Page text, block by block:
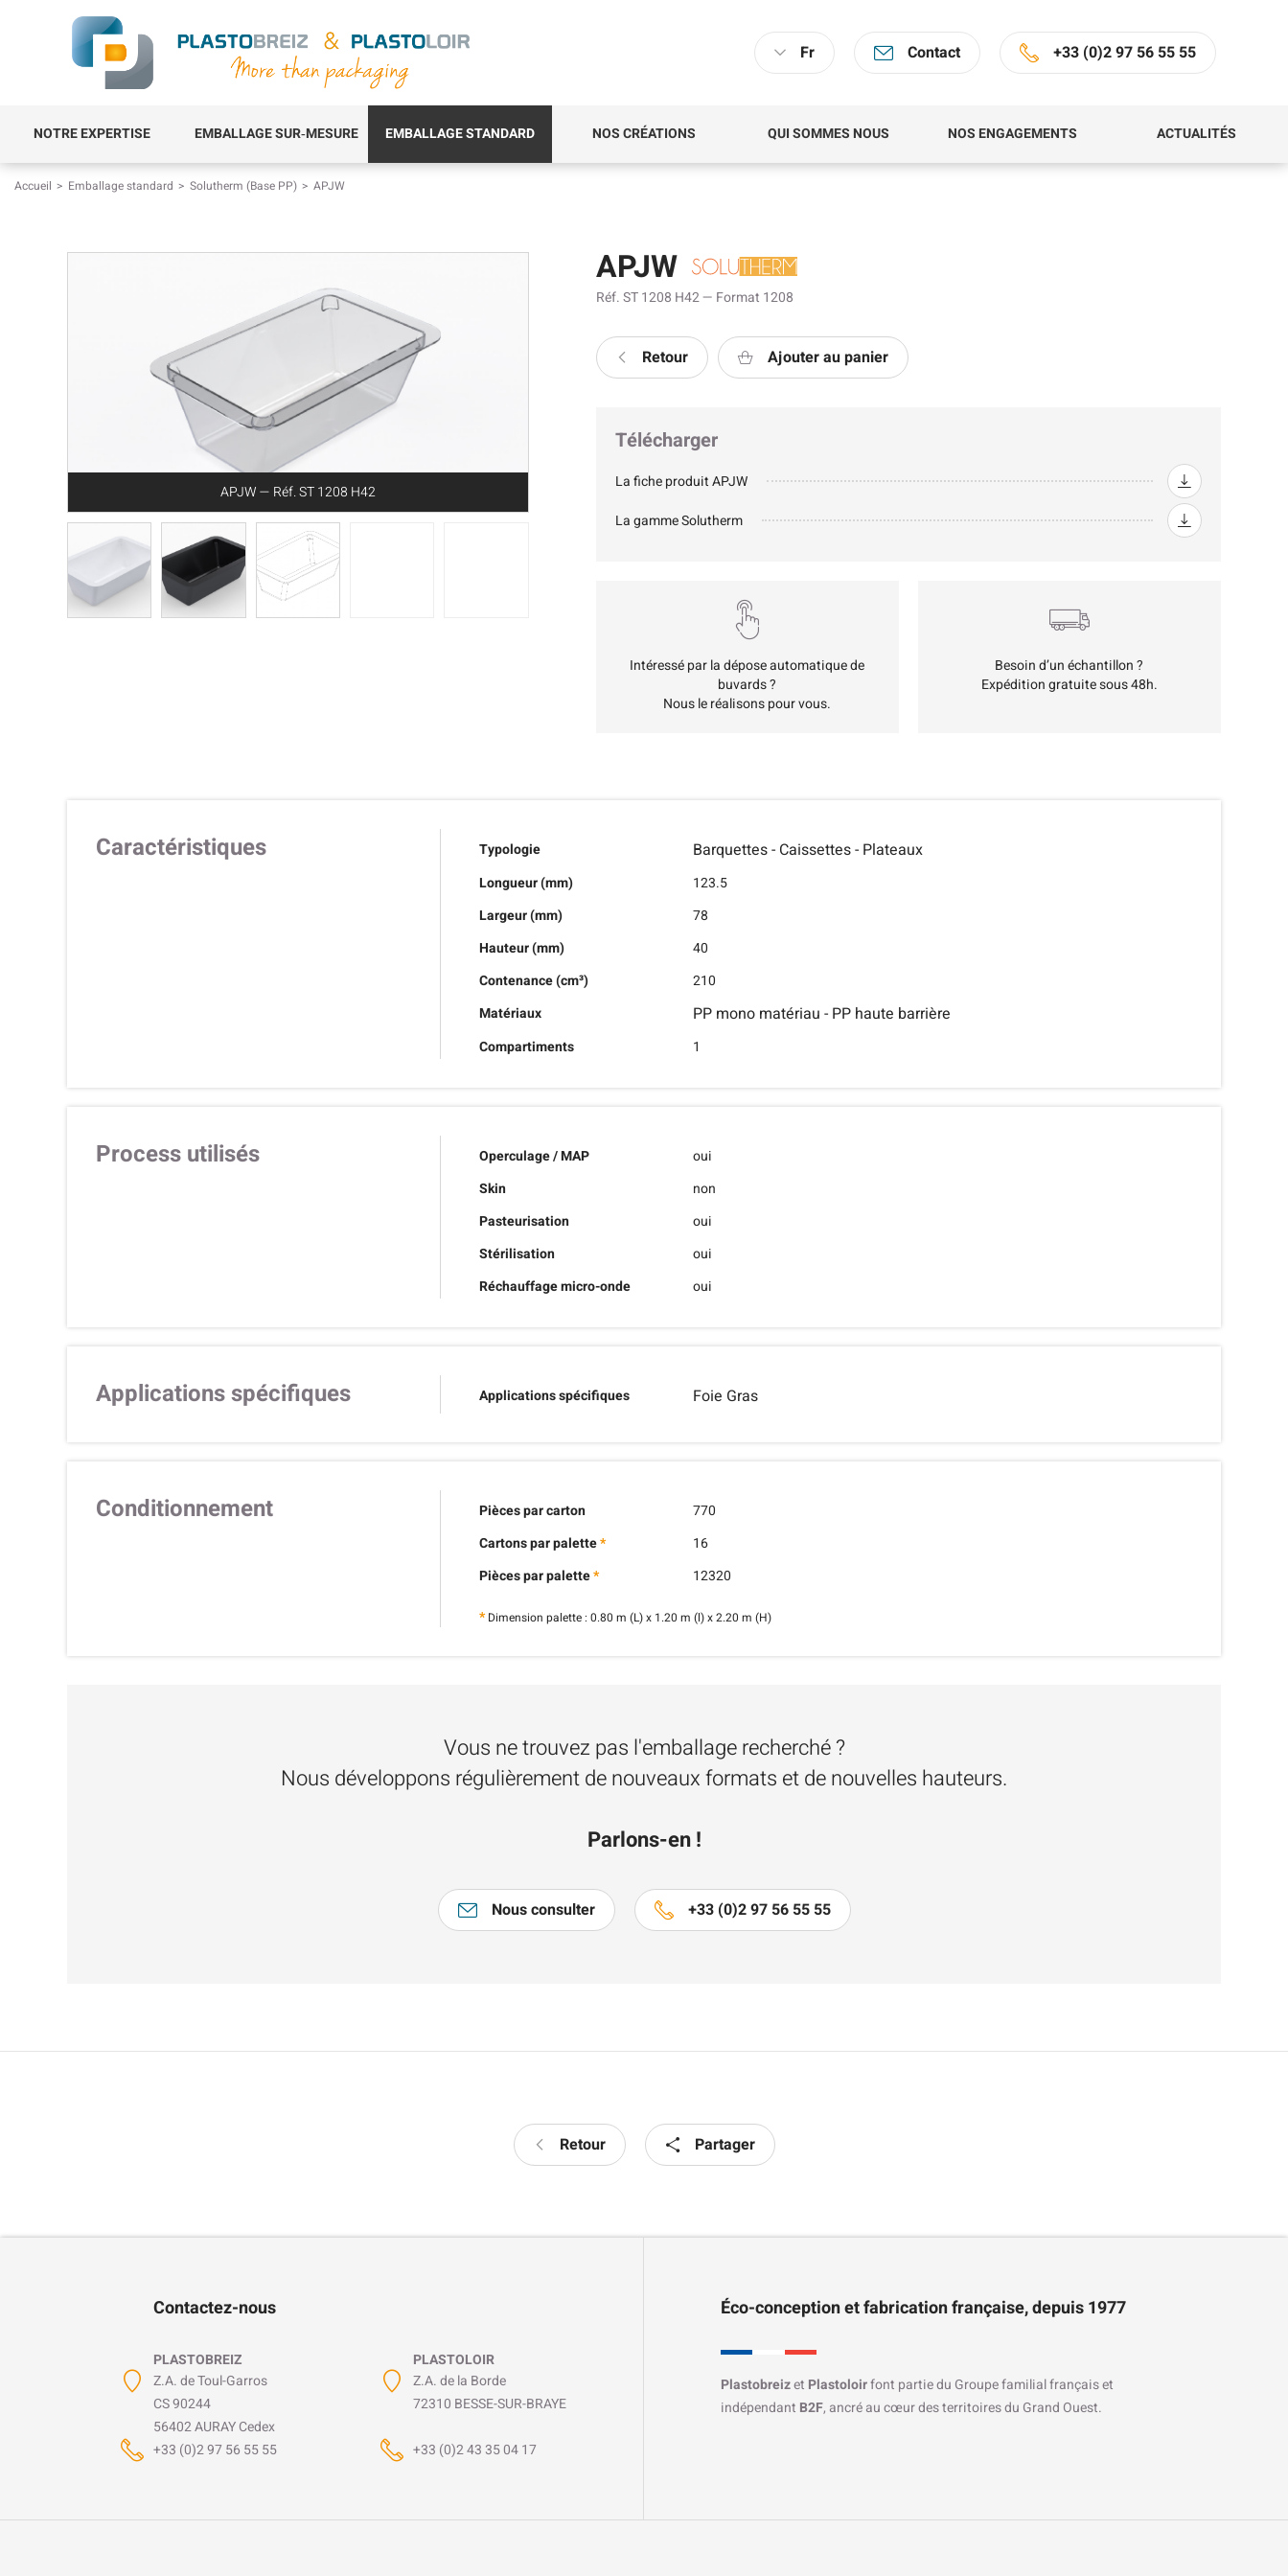
Fr Contact +33 (0)2 97 56 55 55
NOTRE EXPERTISE EMBALLAGE SUR‑MESURE EMBALLAGE STANDARD NOS CRÉATIONS QUI SOMMES NOUS NOS ENGAGEMENTS ACTUALITÉS
Accueil Emballage standard Solutherm (Base PP) APJW
APJW — Réf. ST 1208 H42
APJW
Réf. ST 1208 H42 — Format 1208
Retour Ajouter au panier
Télécharger
La fiche produit APJW
La gamme Solutherm
Intéressé par la dépose automatique de
buvards ?
Nous le réalisons pour vous.
Besoin d’un échantillon ?
Expédition gratuite sous 48h.
Caractéristiques Typologie Barquettes - Caissettes - Plateaux
Longueur (mm)
123.5
Largeur (mm)
78
Hauteur (mm)
40
Contenance (cm³)
210
Matériaux
PP mono matériau - PP haute barrière
Compartiments 1
Process utilisés Operculage / MAP
oui
Skin
non
Pasteurisation
oui
Stérilisation
oui
Réchauffage micro-onde
oui
Applications spécifiques Applications spécifiques Foie Gras
Conditionnement Pièces par carton
770
Cartons par palette*
16
Pièces par palette* 12320
*Dimension palette : 0.80 m (L) x 1.20 m (l) x 2.20 m (H)
Vous ne trouvez pas l'emballage recherché ?
Nous développons régulièrement de nouveaux formats et de nouvelles hauteurs.
Parlons-en !
Nous consulter +33 (0)2 97 56 55 55
Retour Partager
Contactez-nous
PLASTOBREIZ
Z.A. de Toul-Garros
CS 90244
56402 AURAY Cedex
+33 (0)2 97 56 55 55
PLASTOLOIR
Z.A. de la Borde
72310 BESSE-SUR-BRAYE
+33 (0)2 43 35 04 17
Éco-conception et fabrication française, depuis 1977
Plastobreizet Plastoloirfont partie du Groupe familial français et
indépendant B2F, ancré au cœur des territoires du Grand Ouest.